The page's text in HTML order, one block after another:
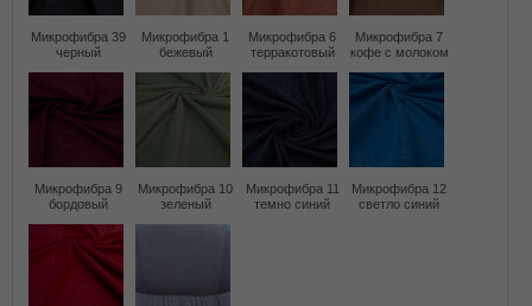
Микрофибра 39
черный
Микрофибра 1
бежевый
Микрофибра 6
терракотовый
Микрофибра 7
кофе с молоком
Микрофибра 9
бордовый
Микрофибра 10
зеленый
Микрофибра 11
темно синий
Микрофибра 12
светло синий